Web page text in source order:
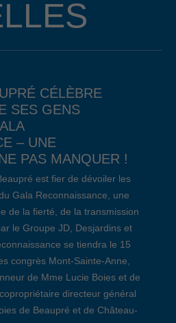
CÉLÈBRE
SES GENS
– UNE
PAS MANQUER !
est fier de dévoiler les
Gala Reconnaissance, une
de la fierté, de la transmission
le Groupe JD, Desjardins et
se tiendra le 15
congrès Mont-Sainte-Anne,
de Mme Lucie Boies et de
directeur général
de Beaupré et de Château-